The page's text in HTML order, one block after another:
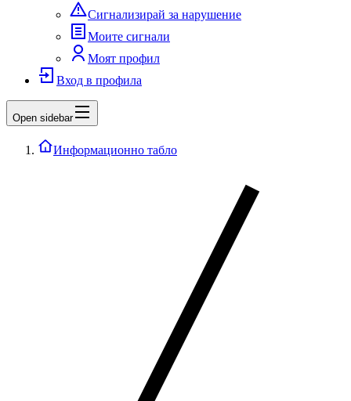
Сигнализирай за нарушение
Моите сигнали
Моят профил
Вход в профила
Open sidebar
Информационно табло